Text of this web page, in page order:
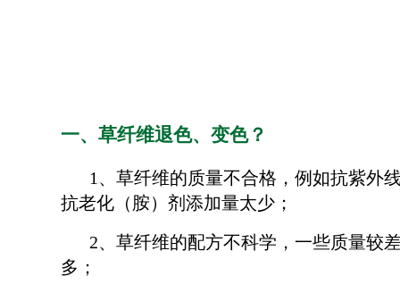
一、草纤维退色、变色？
1、草纤维的质量不合格，例如抗紫外
抗老化（胺）剂添加量太少；
2、草纤维的配方不科学，一些质量较
多；